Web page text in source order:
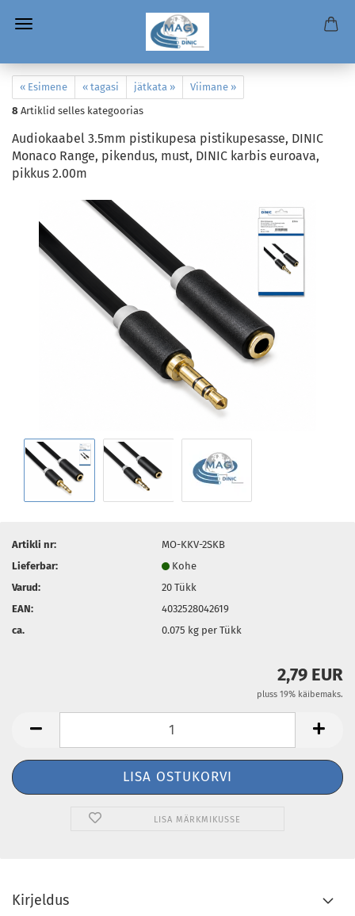
« Esimene « tagasi jätkata »
Viimane »
8 Artiklid selles kategoorias
Audiokaabel 3.5mm pistikupesa pistikupesasse, DINIC
Monaco Range, pikendus, must, DINIC karbis euroava,
pikkus 2.00m
Artikli nr:
MO-KKV-2SKB
Lieferbar:
Kohe
Varud:
20Tükk
EAN:
4032528042619
ca.
0.075 kg per Tükk
2,79 EUR
pluss 19% käibemaks.
LISA MÄRKMIKUSSE
Kirjeldus